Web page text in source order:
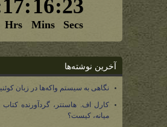
آخرین نوشته‌ها
نگاهی به سیستم واکه‌ها در زبان
کارل اف. هاستتر، گردآورنده
میانه، کیست؟